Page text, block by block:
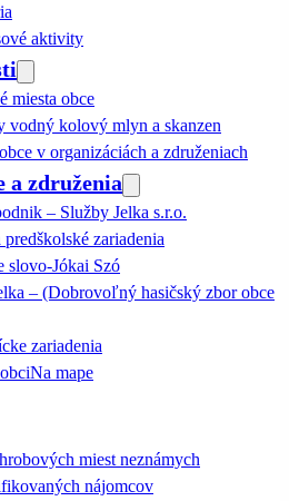
aktivity
miesta obce
vodný kolový mlyn a skanzen
v organizáciách a združeniach
a združenia
– Služby Jelka s.r.o.
predškolské zariadenia
slovo-Jókai Szó
– (Dobrovoľný hasičský zbor obce
zariadenia
Na mape
miest neznámych
nájomcov